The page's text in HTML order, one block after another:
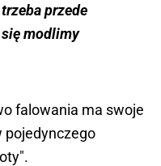
przede
modlimy
falowania ma swoje
pojedynczego